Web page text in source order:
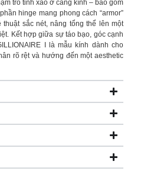
trổ tinh xảo ở càng kính – bao gồm
hinge mang phong cách “armor”
sắc nét, nâng tổng thể lên một
Kết hợp giữa sự táo bạo, góc cạnh
I là mẫu kính dành cho
rõ rệt và hướng đến một aesthetic